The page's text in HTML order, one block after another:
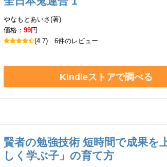
やなもとあいさ(著)
価格：99円
(4.7)6件のレビュー
Kindleストアで調べる
賢者の勉強技術 短時間で成果を
しく学ぶ子」の育て方